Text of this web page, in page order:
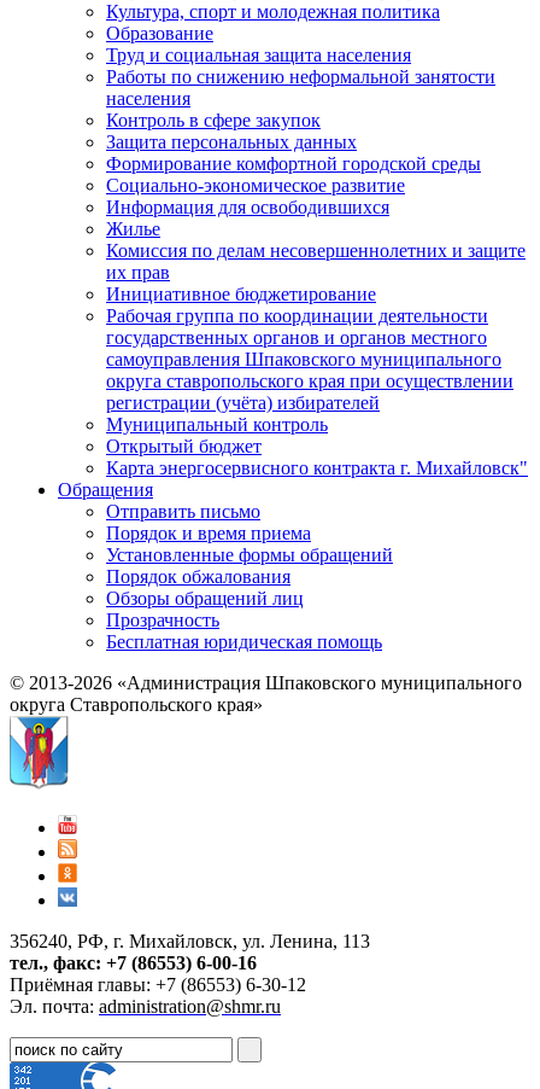
Культура, спорт и молодежная политика
Образование
Труд и социальная защита населения
Работы по снижению неформальной занятости
населения
Контроль в сфере закупок
Защита персональных данных
Формирование комфортной городской среды
Социально-экономическое развитие
Информация для освободившихся
Жилье
Комиссия по делам несовершеннолетних и защите
их прав
Инициативное бюджетирование
Рабочая группа по координации деятельности
государственных органов и органов местного
самоуправления Шпаковского муниципального
округа ставропольского края при осуществлении
регистрации (учёта) избирателей
Муниципальный контроль
Открытый бюджет
Карта энергосервисного контракта г. Михайловск"
Обращения
Отправить письмо
Порядок и время приема
Установленные формы обращений
Порядок обжалования
Обзоры обращений лиц
Прозрачность
Бесплатная юридическая помощь
© 2013-2026 «Администрация Шпаковского муниципального
округа Ставропольского края»
356240, РФ, г. Михайловск, ул. Ленина, 113
тел., факс: +7 (86553) 6-00-16
Приёмная главы: +7 (86553) 6-30-12
Эл. почта: administration@shmr.ru